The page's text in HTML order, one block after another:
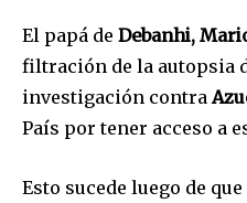
El papá de Debanhi,
filtración de la autopsia
investigación contra
País por tener acceso a
Esto sucede luego de